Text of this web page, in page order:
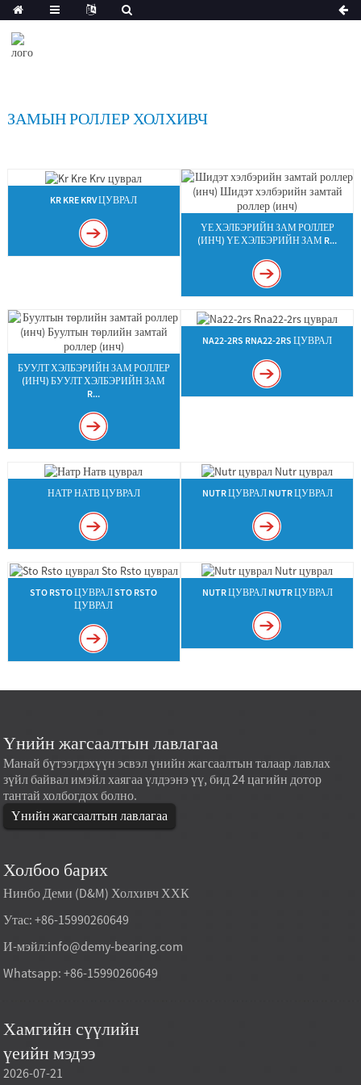
ЗАМЫН РОЛЛЕР ХОЛХИВЧ
KR KRE KRV ЦУВРАЛ
ҮЕ ХЭЛБЭРИЙН ЗАМ РОЛЛЕР
(ИНЧ) ҮЕ ХЭЛБЭРИЙН ЗАМ R...
БУУЛТ ХЭЛБЭРИЙН ЗАМ РОЛЛЕР
(ИНЧ) БУУЛТ ХЭЛБЭРИЙН ЗАМ
R...
NA22-2RS RNA22-2RS ЦУВРАЛ
НАТР НАТВ ЦУВРАЛ NUTR ЦУВРАЛ NUTR ЦУВРАЛ
STO RSTO ЦУВРАЛ STO RSTO
ЦУВРАЛ
NUTR ЦУВРАЛ NUTR ЦУВРАЛ
Үнийн жагсаалтын лавлагаа
Манай бүтээгдэхүүн эсвэл үнийн жагсаалтын талаар лавлах
зүйл байвал имэйл хаягаа үлдээнэ үү, бид 24 цагийн дотор
тантай холбогдох болно.
Үнийн жагсаалтын лавлагаа
Холбоо барих
Нинбо Деми (D&M) Холхивч ХХК
Утас: +86-15990260649
И-мэйл:info@demy-bearing.com
Whatsapp: +86-15990260649
Хамгийн сүүлийн
үеийн мэдээ
2026-07-21